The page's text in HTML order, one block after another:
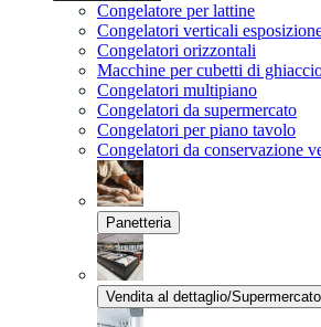
Congelatore per lattine
Congelatori verticali
Congelatori orizzontali
Macchine per cubetti di
Congelatori multipiano
Congelatori da supermercato
Congelatori per piano tavolo
Congelatori da conservazione
Panetteria
Vendita al dettaglio/Supermercato